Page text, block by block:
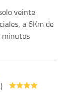
veinte
a 6Km de
minutos